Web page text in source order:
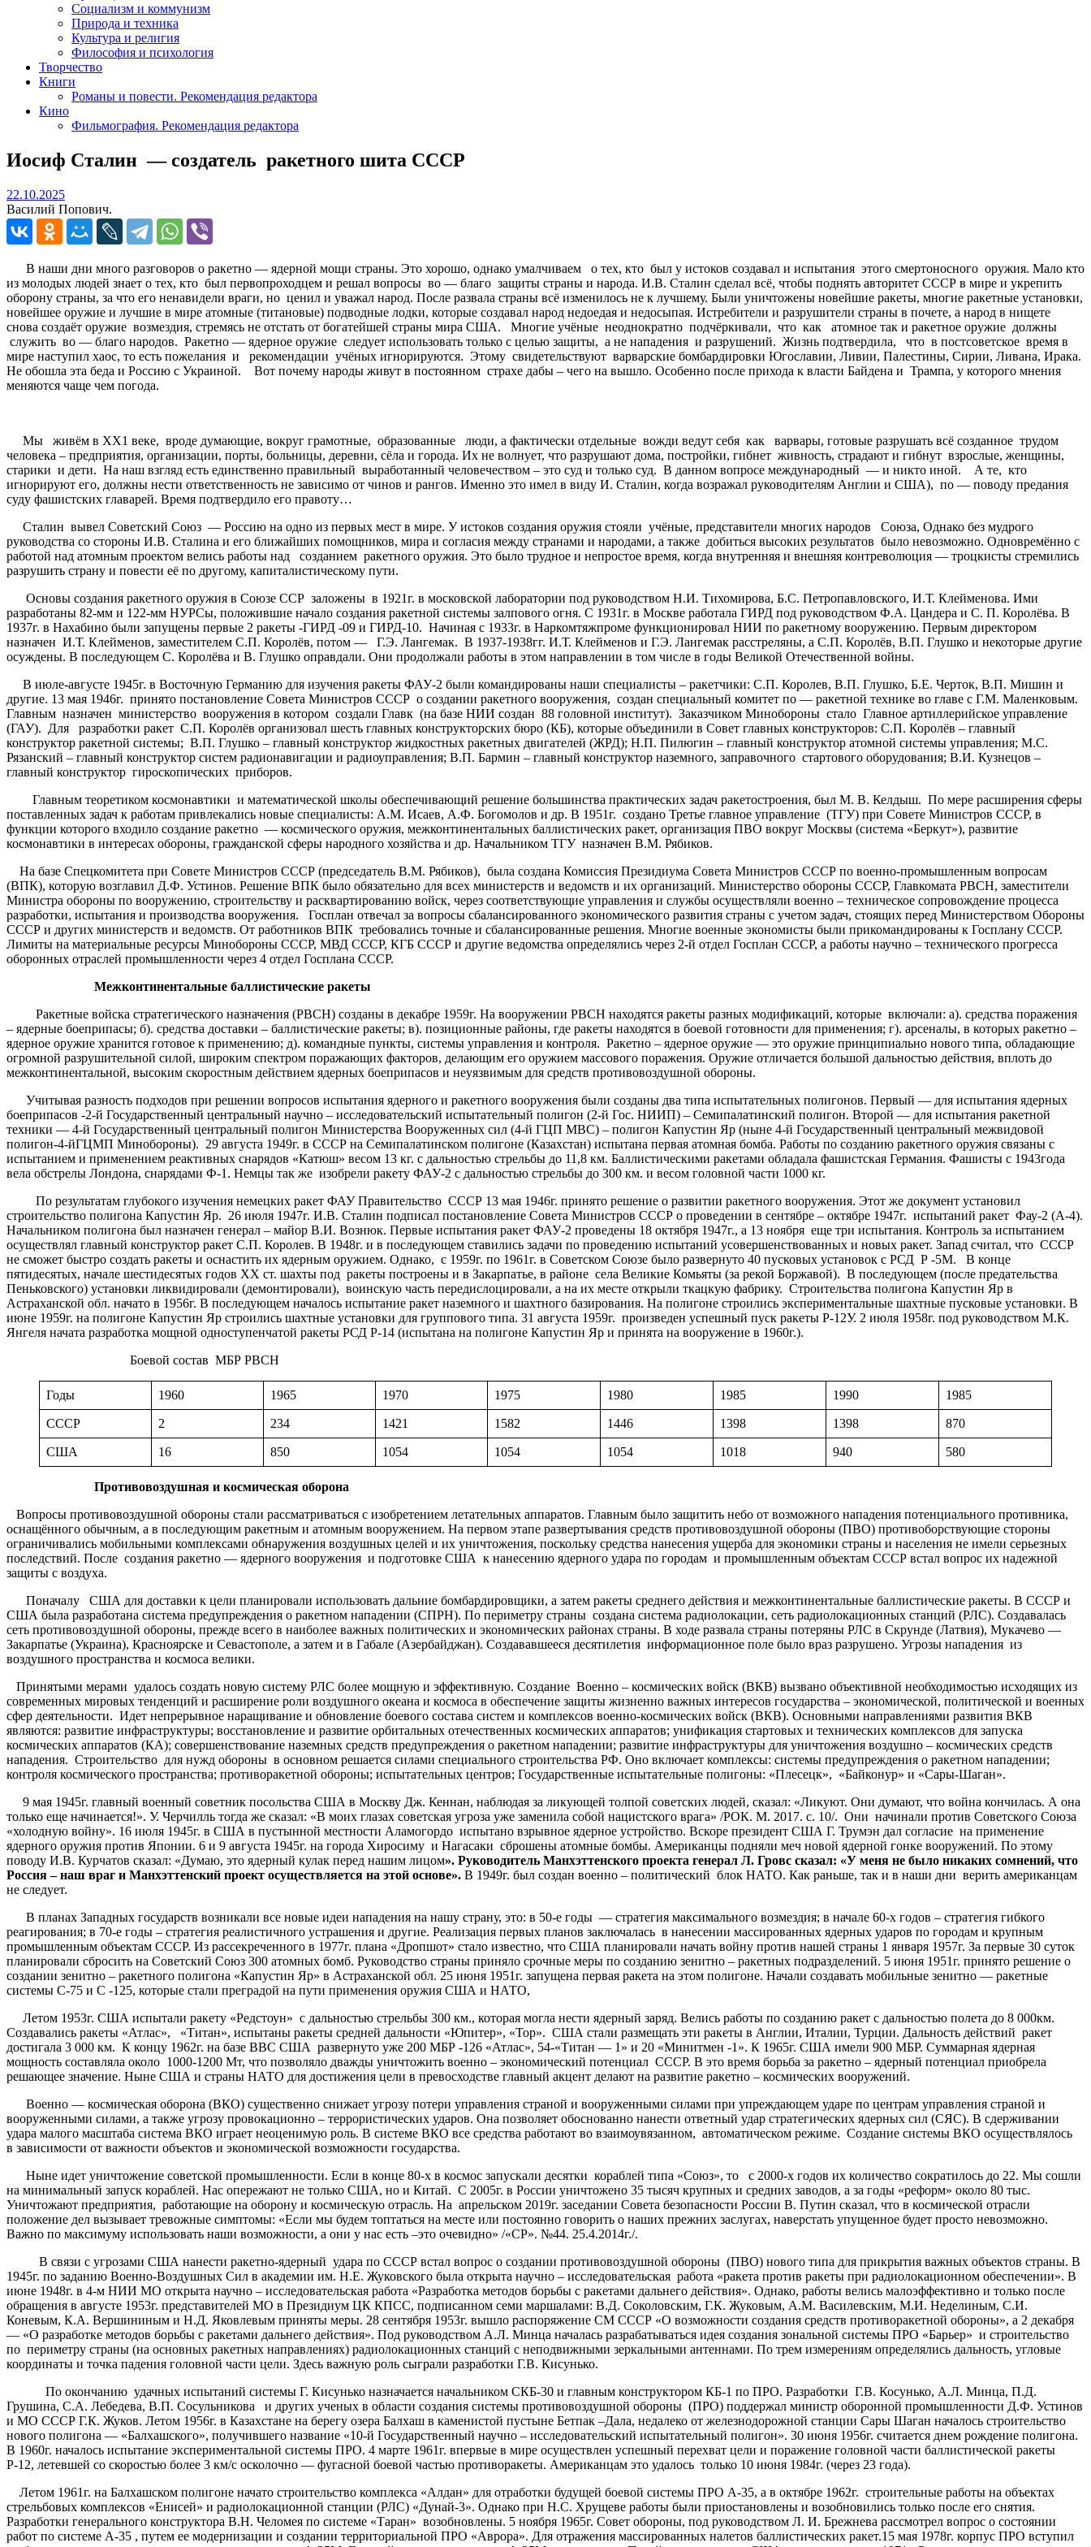
Социализм и коммунизм
Природа и техника
Культура и религия
Философия и психология
Творчество
Книги
Романы и повести. Рекомендация редактора
Кино
Фильмография. Рекомендация редактора
Иосиф Сталин — создатель ракетного шита СССР
22.10.202522.10.2025
Василий Попович.
В наши дни много разговоров о ракетно — ядерной мощи страны. Это хорошо, однако умалчиваем о тех, кто был у истоков создавал и испытания этого смертоносного оружия. Мало кто
из молодых людей знает о тех, кто был первопроходцем и решал вопросы во — благо защиты страны и народа. И.В. Сталин сделал всё, чтобы поднять авторитет СССР в мире и укрепить
оборону страны, за что его ненавидели враги, но ценил и уважал народ. После развала страны всё изменилось не к лучшему. Были уничтожены новейшие ракеты, многие ракетные установки,
новейшее оружие и лучшие в мире атомные (титановые) подводные лодки, которые создавал народ недоедая и недосыпая. Истребители и разрушители страны в почете, а народ в нищете
снова создаёт оружие возмездия, стремясь не отстать от богатейшей страны мира США. Многие учёные неоднократно подчёркивали, что как атомное так и ракетное оружие должны
служить во — благо народов. Ракетно — ядерное оружие следует использовать только с целью защиты, а не нападения и разрушений. Жизнь подтвердила, что в постсоветское время в
мире наступил хаос, то есть пожелания и рекомендации учёных игнорируются. Этому свидетельствуют варварские бомбардировки Югославии, Ливии, Палестины, Сирии, Ливана, Ирака.
Не обошла эта беда и Россию с Украиной. Вот почему народы живут в постоянном страхе дабы – чего на вышло. Особенно после прихода к власти Байдена и Трампа, у которого мнения
меняются чаще чем погода.
Мы живём в ХХ1 веке, вроде думающие, вокруг грамотные, образованные люди, а фактически отдельные вожди ведут себя как варвары, готовые разрушать всё созданное трудом
человека – предприятия, организации, порты, больницы, деревни, сёла и города. Их не волнует, что разрушают дома, постройки, гибнет живность, страдают и гибнут взрослые, женщины,
старики и дети. На наш взгляд есть единственно правильный выработанный человечеством – это суд и только суд. В данном вопросе международный — и никто иной. А те, кто
игнорируют его, должны нести ответственность не зависимо от чинов и рангов. Именно это имел в виду И. Сталин, когда возражал руководителям Англии и США), по — поводу предания
суду фашистских главарей. Время подтвердило его правоту…
Сталин вывел Советский Союз — Россию на одно из первых мест в мире. У истоков создания оружия стояли учёные, представители многих народов Союза, Однако без мудрого
руководства со стороны И.В. Сталина и его ближайших помощников, мира и согласия между странами и народами, а также добиться высоких результатов было невозможно. Одновремённо с
работой над атомным проектом велись работы над созданием ракетного оружия. Это было трудное и непростое время, когда внутренняя и внешняя контреволюция — троцкисты стремились
разрушить страну и повести её по другому, капиталистическому пути.
Основы создания ракетного оружия в Союзе ССР заложены в 1921г. в московской лаборатории под руководством Н.И. Тихомирова, Б.С. Петропавловского, И.Т. Клейменова. Ими
разработаны 82-мм и 122-мм НУРСы, положившие начало создания ракетной системы залпового огня. С 1931г. в Москве работала ГИРД под руководством Ф.А. Цандера и С. П. Королёва. В
1937г. в Нахабино были запущены первые 2 ракеты -ГИРД -09 и ГИРД-10. Начиная с 1933г. в Наркомтяжпроме функционировал НИИ по ракетному вооружению. Первым директором
назначен И.Т. Клейменов, заместителем С.П. Королёв, потом — Г.Э. Лангемак. В 1937-1938гг. И.Т. Клейменов и Г.Э. Лангемак расстреляны, а С.П. Королёв, В.П. Глушко и некоторые другие
осуждены. В последующем С. Королёва и В. Глушко оправдали. Они продолжали работы в этом направлении в том числе в годы Великой Отечественной войны.
В июле-августе 1945г. в Восточную Германию для изучения ракеты ФАУ-2 были командированы наши специалисты – ракетчики: С.П. Королев, В.П. Глушко, Б.Е. Черток, В.П. Мишин и
другие. 13 мая 1946г. принято постановление Совета Министров СССР о создании ракетного вооружения, создан специальный комитет по — ракетной технике во главе с Г.М. Маленковым.
Главным назначен министерство вооружения в котором создали Главк (на базе НИИ создан 88 головной институт). Заказчиком Минобороны стало Главное артиллерийское управление
(ГАУ). Для разработки ракет С.П. Королёв организовал шесть главных конструкторских бюро (КБ), которые объединили в Совет главных конструкторов: С.П. Королёв – главный
конструктор ракетной системы; В.П. Глушко – главный конструктор жидкостных ракетных двигателей (ЖРД); Н.П. Пилюгин – главный конструктор атомной системы управления; М.С.
Рязанский – главный конструктор систем радионавигации и радиоуправления; В.П. Бармин – главный конструктор наземного, заправочного стартового оборудования; В.И. Кузнецов –
главный конструктор гироскопических приборов.
Главным теоретиком космонавтики и математической школы обеспечивающий решение большинства практических задач ракетостроения, был М. В. Келдыш. По мере расширения сферы
поставленных задач к работам привлекались новые специалисты: А.М. Исаев, А.Ф. Богомолов и др. В 1951г. создано Третье главное управление (ТГУ) при Совете Министров СССР, в
функции которого входило создание ракетно — космического оружия, межконтинентальных баллистических ракет, организация ПВО вокруг Москвы (система «Беркут»), развитие
космонавтики в интересах обороны, гражданской сферы народного хозяйства и др. Начальником ТГУ назначен В.М. Рябиков.
На базе Спецкомитета при Совете Министров СССР (председатель В.М. Рябиков), была создана Комиссия Президиума Совета Министров СССР по военно-промышленным вопросам
(ВПК), которую возглавил Д.Ф. Устинов. Решение ВПК было обязательно для всех министерств и ведомств и их организаций. Министерство обороны СССР, Главкомата РВСН, заместители
Министра обороны по вооружению, строительству и расквартированию войск, через соответствующие управления и службы осуществляли военно – техническое сопровождение процесса
разработки, испытания и производства вооружения. Госплан отвечал за вопросы сбалансированного экономического развития страны с учетом задач, стоящих перед Министерством Обороны
СССР и других министерств и ведомств. От работников ВПК требовались точные и сбалансированные решения. Многие военные экономисты были прикомандированы к Госплану СССР.
Лимиты на материальные ресурсы Минобороны СССР, МВД СССР, КГБ СССР и другие ведомства определялись через 2-й отдел Госплан СССР, а работы научно – технического прогресса
оборонных отраслей промышленности через 4 отдел Госплана СССР.
Межконтинентальные баллистические ракеты
Ракетные войска стратегического назначения (РВСН) созданы в декабре 1959г. На вооружении РВСН находятся ракеты разных модификаций, которые включали: а). средства поражения
– ядерные боеприпасы; б). средства доставки – баллистические ракеты; в). позиционные районы, где ракеты находятся в боевой готовности для применения; г). арсеналы, в которых ракетно –
ядерное оружие хранится готовое к применению; д). командные пункты, системы управления и контроля. Ракетно – ядерное оружие — это оружие принципиально нового типа, обладающие
огромной разрушительной силой, широким спектром поражающих факторов, делающим его оружием массового поражения. Оружие отличается большой дальностью действия, вплоть до
межконтинентальной, высоким скоростным действием ядерных боеприпасов и неуязвимым для средств противовоздушной обороны.
Учитывая разность подходов при решении вопросов испытания ядерного и ракетного вооружения были созданы два типа испытательных полигонов. Первый — для испытания ядерных
боеприпасов -2-й Государственный центральный научно – исследовательский испытательный полигон (2-й Гос. НИИП) – Семипалатинский полигон. Второй — для испытания ракетной
техники — 4-й Государственный центральный полигон Министерства Вооруженных сил (4-й ГЦП МВС) – полигон Капустин Яр (ныне 4-й Государственный центральный межвидовой
полигон-4-йГЦМП Минобороны). 29 августа 1949г. в СССР на Семипалатинском полигоне (Казахстан) испытана первая атомная бомба. Работы по созданию ракетного оружия связаны с
испытанием и применением реактивных снарядов «Катюш» весом 13 кг. с дальностью стрельбы до 11,8 км. Баллистическими ракетами обладала фашистская Германия. Фашисты с 1943года
вела обстрелы Лондона, снарядами Ф-1. Немцы так же изобрели ракету ФАУ-2 с дальностью стрельбы до 300 км. и весом головной части 1000 кг.
По результатам глубокого изучения немецких ракет ФАУ Правительство СССР 13 мая 1946г. принято решение о развитии ракетного вооружения. Этот же документ установил
строительство полигона Капустин Яр. 26 июля 1947г. И.В. Сталин подписал постановление Совета Министров СССР о проведении в сентябре – октябре 1947г. испытаний ракет Фау-2 (А-4).
Начальником полигона был назначен генерал – майор В.И. Вознюк. Первые испытания ракет ФАУ-2 проведены 18 октября 1947г., а 13 ноября еще три испытания. Контроль за испытанием
осуществлял главный конструктор ракет С.П. Королев. В 1948г. и в последующем ставились задачи по проведению испытаний усовершенствованных и новых ракет. Запад считал, что СССР
не сможет быстро создать ракеты и оснастить их ядерным оружием. Однако, с 1959г. по 1961г. в Советском Союзе было развернуто 40 пусковых установок с РСД Р -5М. В конце
пятидесятых, начале шестидесятых годов ХХ ст. шахты под ракеты построены и в Закарпатье, в районе села Великие Комьяты (за рекой Боржавой). В последующем (после предательства
Пеньковского) установки ликвидировали (демонтировали), воинскую часть передислоцировали, а на их месте открыли ткацкую фабрику. Строительства полигона Капустин Яр в
Астраханской обл. начато в 1956г. В последующем началось испытание ракет наземного и шахтного базирования. На полигоне строились экспериментальные шахтные пусковые установки. В
июне 1959г. на полигоне Капустин Яр строились шахтные установки для группового типа. 31 августа 1959г. произведен успешный пуск ракеты Р-12У. 2 июля 1958г. под руководством М.К.
Янгеля начата разработка мощной одноступенчатой ракеты РСД Р-14 (испытана на полигоне Капустин Яр и принята на вооружение в 1960г.).
Боевой состав МБР РВСН
Годы 1960 1965 1970 1975 1980 1985 1990 1985
СССР 2 234 1421 1582 1446 1398 1398 870
США 16 850 1054 1054 1054 1018 940 580
Противовоздушная и космическая оборона
Вопросы противовоздушной обороны стали рассматриваться с изобретением летательных аппаратов. Главным было защитить небо от возможного нападения потенциального противника,
оснащённого обычным, а в последующим ракетным и атомным вооружением. На первом этапе развертывания средств противовоздушной обороны (ПВО) противоборствующие стороны
ограничивались мобильными комплексами обнаружения воздушных целей и их уничтожения, поскольку средства нанесения ущерба для экономики страны и населения не имели серьезных
последствий. После создания ракетно — ядерного вооружения и подготовке США к нанесению ядерного удара по городам и промышленным объектам СССР встал вопрос их надежной
защиты с воздуха.
Поначалу США для доставки к цели планировали использовать дальние бомбардировщики, а затем ракеты среднего действия и межконтинентальные баллистические ракеты. В СССР и
США была разработана система предупреждения о ракетном нападении (СПРН). По периметру страны создана система радиолокации, сеть радиолокационных станций (РЛС). Создавалась
сеть противовоздушной обороны, прежде всего в наиболее важных политических и экономических районах страны. В ходе развала страны потеряны РЛС в Скрунде (Латвия), Мукачево —
Закарпатье (Украина), Красноярске и Севастополе, а затем и в Габале (Азербайджан). Создававшееся десятилетия информационное поле было враз разрушено. Угрозы нападения из
воздушного пространства и космоса велики.
Принятыми мерами удалось создать новую систему РЛС более мощную и эффективную. Создание Военно – космических войск (ВКВ) вызвано объективной необходимостью исходящих из
современных мировых тенденций и расширение роли воздушного океана и космоса в обеспечение защиты жизненно важных интересов государства – экономической, политической и военных
сфер деятельности. Идет непрерывное наращивание и обновление боевого состава систем и комплексов военно-космических войск (ВКВ). Основными направлениями развития ВКВ
являются: развитие инфраструктуры; восстановление и развитие орбитальных отечественных космических аппаратов; унификация стартовых и технических комплексов для запуска
космических аппаратов (КА); совершенствование наземных средств предупреждения о ракетном нападении; развитие инфраструктуры для уничтожения воздушно – космических средств
нападения. Строительство для нужд обороны в основном решается силами специального строительства РФ. Оно включает комплексы: системы предупреждения о ракетном нападении;
контроля космического пространства; противоракетной обороны; испытательных центров; Государственные испытательные полигоны: «Плесецк», «Байконур» и «Сары-Шаган».
9 мая 1945г. главный военный советник посольства США в Москву Дж. Кеннан, наблюдая за ликующей толпой советских людей, сказал: «Ликуют. Они думают, что война кончилась. А она
только еще начинается!». У. Черчилль тогда же сказал: «В моих глазах советская угроза уже заменила собой нацистского врага» /РОК. М. 2017. с. 10/. Они начинали против Советского Союза
«холодную войну». 16 июля 1945г. в США в пустынной местности Аламогордо испытано взрывное ядерное устройство. Вскоре президент США Г. Трумэн дал согласие на применение
ядерного оружия против Японии. 6 и 9 августа 1945г. на города Хиросиму и Нагасаки сброшены атомные бомбы. Американцы подняли меч новой ядерной гонке вооружений. По этому
поводу И.В. Курчатов сказал: «Думаю, это ядерный кулак перед нашим лицом». Руководитель Манхэттенского проекта генерал Л. Гровс сказал: «У меня не было никаких сомнений, что
Россия – наш враг и Манхэттенский проект осуществляется на этой основе». В 1949г. был создан военно – политический блок НАТО. Как раньше, так и в наши дни верить американцам
не следует.
В планах Западных государств возникали все новые идеи нападения на нашу страну, это: в 50-е годы — стратегия максимального возмездия; в начале 60-х годов – стратегия гибкого
реагирования; в 70-е годы – стратегия реалистичного устрашения и другие. Реализация первых планов заключалась в нанесении массированных ядерных ударов по городам и крупным
промышленным объектам СССР. Из рассекреченного в 1977г. плана «Дропшот» стало известно, что США планировали начать войну против нашей страны 1 января 1957г. За первые 30 суток
планировали сбросить на Советский Союз 300 атомных бомб. Руководство страны приняло срочные меры по созданию зенитно – ракетных подразделений. 5 июня 1951г. принято решение о
создании зенитно – ракетного полигона «Капустин Яр» в Астраханской обл. 25 июня 1951г. запущена первая ракета на этом полигоне. Начали создавать мобильные зенитно — ракетные
системы С-75 и С -125, которые стали преградой на пути применения оружия США и НАТО,
Летом 1953г. США испытали ракету «Редстоун» с дальностью стрельбы 300 км., которая могла нести ядерный заряд. Велись работы по созданию ракет с дальностью полета до 8 000км.
Создавались ракеты «Атлас», «Титан», испытаны ракеты средней дальности «Юпитер», «Тор». США стали размещать эти ракеты в Англии, Италии, Турции. Дальность действий ракет
достигала 3 000 км. К концу 1962г. на базе ВВС США развернуто уже 200 МБР -126 «Атлас», 54-«Титан — 1» и 20 «Минитмен -1». К 1965г. США имели 900 МБР. Суммарная ядерная
мощность составляла около 1000-1200 Мт, что позволяло дважды уничтожить военно – экономический потенциал СССР. В это время борьба за ракетно – ядерный потенциал приобрела
решающее значение. Ныне США и страны НАТО для достижения цели в превосходстве главный акцент делают на развитие ракетно – космических вооружений.
Военно — космическая оборона (ВКО) существенно снижает угрозу потери управления страной и вооруженными силами при упреждающем ударе по центрам управления страной и
вооруженными силами, а также угрозу провокационно – террористических ударов. Она позволяет обоснованно нанести ответный удар стратегических ядерных сил (СЯС). В сдерживании
удара малого масштаба система ВКО играет неоценимую роль. В системе ВКО все средства работают во взаимоувязанном, автоматическом режиме. Создание системы ВКО осуществлялось
в зависимости от важности объектов и экономической возможности государства.
Ныне идет уничтожение советской промышленности. Если в конце 80-х в космос запускали десятки кораблей типа «Союз», то с 2000-х годов их количество сократилось до 22. Мы сошли
на минимальный запуск кораблей. Нас опережают не только США, но и Китай. С 2005г. в России уничтожено 35 тысяч крупных и средних заводов, а за годы «реформ» около 80 тыс.
Уничтожают предприятия, работающие на оборону и космическую отрасль. На апрельском 2019г. заседании Совета безопасности России В. Путин сказал, что в космической отрасли
положение дел вызывает тревожные симптомы: «Если мы будем топтаться на месте или постоянно говорить о наших прежних заслугах, наверстать упущенное будет просто невозможно.
Важно по максимуму использовать наши возможности, а они у нас есть –это очевидно» /«СР». №44. 25.4.2014г./.
В связи с угрозами США нанести ракетно-ядерный удара по СССР встал вопрос о создании противовоздушной обороны (ПВО) нового типа для прикрытия важных объектов страны. В
1945г. по заданию Военно-Воздушных Сил в академии им. Н.Е. Жуковского была открыта научно – исследовательская работа «ракета против ракеты при радиолокационном обеспечении». В
июне 1948г. в 4-м НИИ МО открыта научно – исследовательская работа «Разработка методов борьбы с ракетами дальнего действия». Однако, работы велись малоэффективно и только после
обращения в августе 1953г. представителей МО в Президиум ЦК КПСС, подписанном семи маршалами: В.Д. Соколовским, Г.К. Жуковым, А.М. Василевским, М.И. Неделиным, С.И.
Коневым, К.А. Вершининым и Н.Д. Яковлевым приняты меры. 28 сентября 1953г. вышло распоряжение СМ СССР «О возможности создания средств противоракетной обороны», а 2 декабря
— «О разработке методов борьбы с ракетами дальнего действия». Под руководством А.Л. Минца началась разрабатываться идея создания зональной системы ПРО «Барьер» и строительство
по периметру страны (на основных ракетных направлениях) радиолокационных станций с неподвижными зеркальными антеннами. По трем измерениям определялись дальность, угловые
координаты и точка падения головной части цели. Здесь важную роль сыграли разработки Г.В. Кисунько.
По окончанию удачных испытаний системы Г. Кисунько назначается начальником СКБ-30 и главным конструктором КБ-1 по ПРО. Разработки Г.В. Косунько, А.Л. Минца, П.Д.
Грушина, С.А. Лебедева, В.П. Сосульникова и других ученых в области создания системы противовоздушной обороны (ПРО) поддержал министр оборонной промышленности Д.Ф. Устинов
и МО СССР Г.К. Жуков. Летом 1956г. в Казахстане на берегу озера Балхаш в каменистой пустыне Бетпак –Дала, недалеко от железнодорожной станции Сары Шаган началось строительство
нового полигона — «Балхашского», получившего название «10-й Государственный научно – исследовательский испытательный полигон». 30 июня 1956г. считается днем рождение полигона.
В 1960г. началось испытание экспериментальной системы ПРО. 4 марте 1961г. впервые в мире осуществлен успешный перехват цели и поражение головной части баллистической ракеты
Р-12, летевшей со скоростью более 3 км/с осколочно — фугасной боевой частью противоракеты. Американцам это удалось только 10 июня 1984г. (через 23 года).
Летом 1961г. на Балхашском полигоне начато строительство комплекса «Алдан» для отработки будущей боевой системы ПРО А-35, а в октябре 1962г. строительные работы на объектах
стрельбовых комплексов «Енисей» и радиолокационной станции (РЛС) «Дунай-3». Однако при Н.С. Хрущеве работы были приостановлены и возобновились только после его снятия.
Разработки генерального конструктора В.Н. Челомея по системе «Таран» возобновлены. 5 ноября 1965г. Совет обороны, под руководством Л. И. Брежнева рассмотрел вопрос о состоянии
работ по системе А-35 , путем ее модернизации и создании территориальной ПРО «Аврора». Для отражения массированных налетов баллистических ракет.15 мая 1978г. корпус ПРО вступил